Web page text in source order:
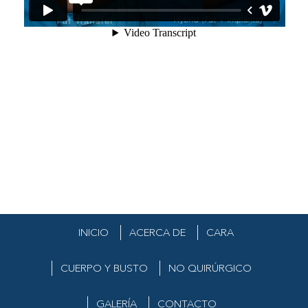
INICIO ACERCA DE CARA
CUERPO Y BUSTO NO QUIRÚRGICO
GALERÍA CONTACTO
(+52) (899) 922-5563
info@drraullopez.com